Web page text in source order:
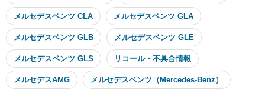
メルセデスベンツ CLA メルセデスベンツ GLA
メルセデスベンツ GLB メルセデスベンツ GLE
メルセデスベンツ GLS リコール・不具合情報
メルセデスAMG メルセデスベンツ（Mercedes-Benz）